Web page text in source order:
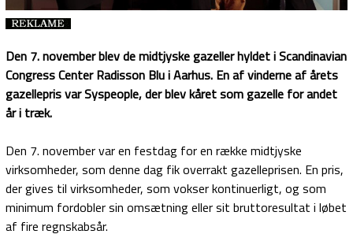
Den 7. november blev de midtjyske gazeller hyldet i Scandinavian
Congress Center Radisson Blu i Aarhus. En af vinderne af årets
gazellepris var Syspeople, der blev kåret som gazelle for andet
år i træk.
Den 7. november var en festdag for en række midtjyske
virksomheder, som denne dag fik overrakt gazelleprisen. En pris,
der gives til virksomheder, som vokser kontinuerligt, og som
minimum fordobler sin omsætning eller sit bruttoresultat i løbet
af fire regnskabsår.